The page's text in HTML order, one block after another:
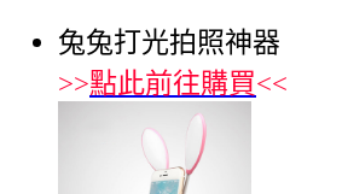
兔兔打光拍照神器
>>點此前往購買<<